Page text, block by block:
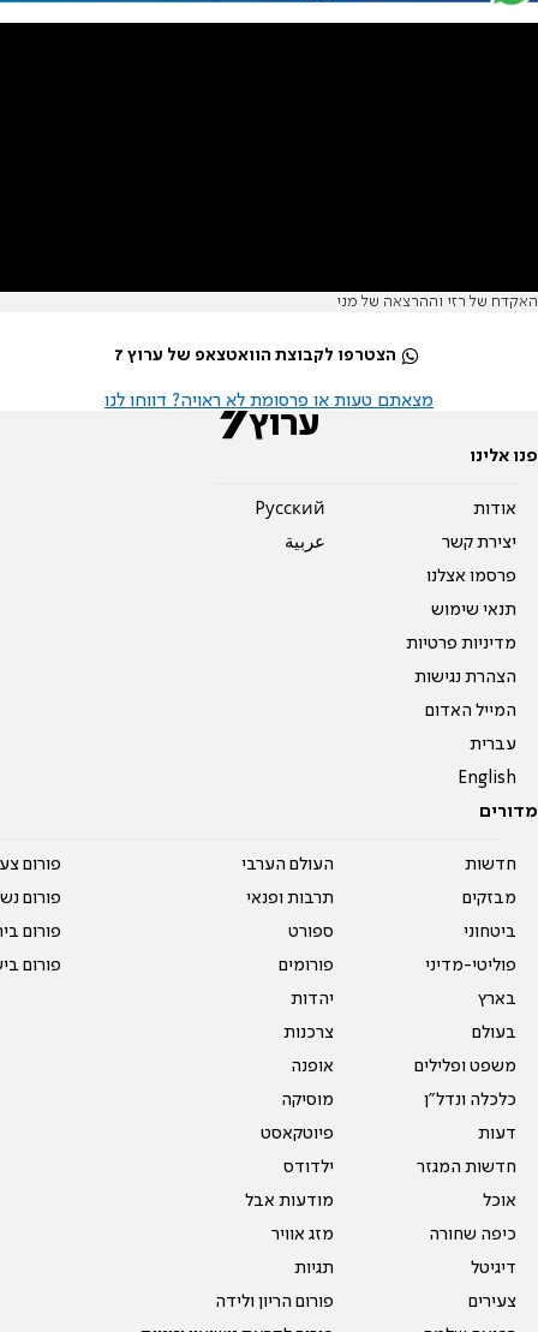
האקדח של רזי וההרצאה של מני
הצטרפו לקבוצת הוואטצאפ של ערוץ 7
מצאתם טעות או פרסומת לא ראויה? דווחו לנו
פנו אלינו
אודות
יצירת קשר
פרסמו אצלנו
תנאי שימוש
מדיניות פרטיות
הצהרת נגישות
המייל האדום
עברית
English
Pусский
عربية
מדורים
חדשות
מבזקים
ביטחוני
פוליטי-מדיני
בארץ
בעולם
משפט ופלילים
כלכלה ונדל"ן
דעות
חדשות המגזר
אוכל
כיפה שחורה
דיגיטל
צעירים
העולם הערבי
תרבות ופנאי
ספורט
פורומים
יהדות
צרכנות
אופנה
מוסיקה
פיוטקאסט
ילדודס
מודעות אבל
מזג אוויר
תגיות
פורום הריון ולידה
פורום
פורום
פורום
פורום